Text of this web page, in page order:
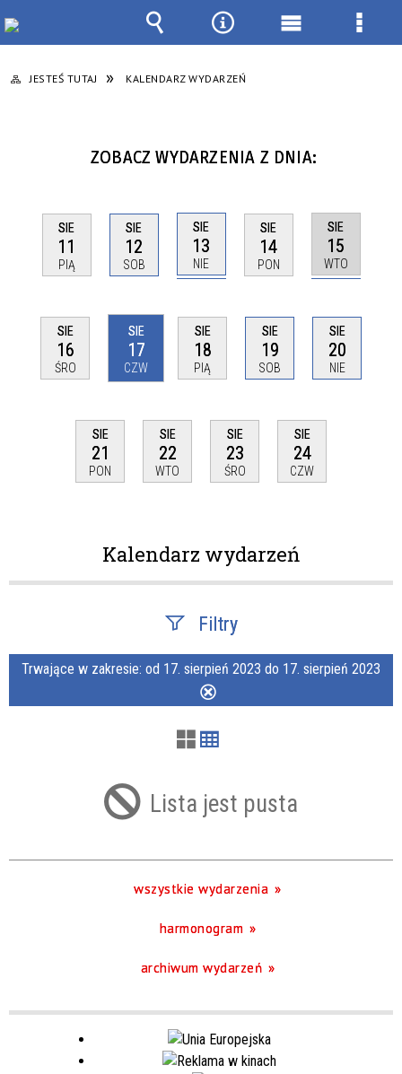
JESTEŚ TUTAJ KALENDARZ WYDARZEŃ
ZOBACZ WYDARZENIA Z DNIA:
SIE
11
PIĄ
SIE
12
SOB
SIE
13
NIE
SIE
14
PON
SIE
15
WTO
SIE
16
ŚRO
SIE
17
CZW
SIE
18
PIĄ
SIE
19
SOB
SIE
20
NIE
SIE
21
PON
SIE
22
WTO
SIE
23
ŚRO
SIE
24
CZW
Kalendarz wydarzeń
Filtry
Szukana fraza
Trwające w zakresie
—
Trwające w zakresie: od 17. sierpień 2023 do 17. sierpień 2023
filtr
Lista jest pusta
wszystkie wydarzenia
harmonogram
archiwum wydarzeń
Wyszukiwarka
NarzędziaMenu
Menu